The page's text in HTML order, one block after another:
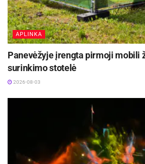
APLINKA
Panevėžyje įrengta pirmoji mobili
surinkimo stotelė
2026-08-03